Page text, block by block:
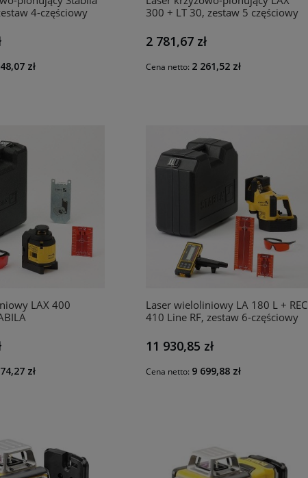
4-częściowy
zł
300 + LT 30, zestaw 5 częściowy
2 781,67 zł
Cena netto: 2 261,52 zł
LAX 400
zł
Laser wieloliniowy LA 180 L + REC
410 Line RF, zestaw 6-częściowy
11 930,85 zł
Cena netto: 9 699,88 zł